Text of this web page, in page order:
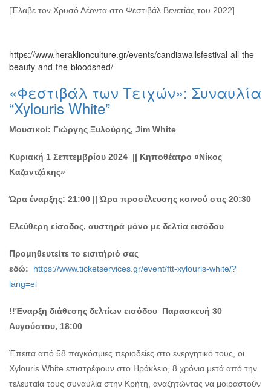
[Έλαβε τον Χρυσό Λέοντα στο Φεστιβάλ Βενετίας του 2022]
https://www.heraklionculture.gr/events/candiawallsfestival-all-the-
beauty-and-the-bloodshed/
«Φεστιβάλ των Τειχών»: Συναυλία
“Xylouris White”
Μουσικοί: Γιώργης Ξυλούρης, Jim White
Κυριακή 1 Σεπτεμβρίου 2024 || Κηποθέατρο «Νίκος
Καζαντζάκης»
Ώρα έναρξης: 21:00 || Ώρα προσέλευσης κοινού στις 20:30
Ελεύθερη είσοδος, αυστηρά μόνο με δελτία εισόδου
Προμηθευτείτε το εισιτήριό σας
εδώ: https://www.ticketservices.gr/event/ftt-xylouris-white/?
lang=el
!!Έναρξη διάθεσης δελτίων εισόδου Παρασκευή 30
Αυγούστου, 18:00
Έπειτα από 58 παγκόσμιες περιοδείες στο ενεργητικό τους, οι
Xylouris White επιστρέφουν στο Ηράκλειο, 8 χρόνια μετά από την
τελευταία τους συναυλία στην Κρήτη, αναζητώντας να μοιραστούν